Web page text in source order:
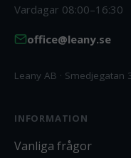
Vardagar 08:00–16:30
office@leany.se
Leany AB · Smedjegatan
INFORMATION
Vanliga frågor